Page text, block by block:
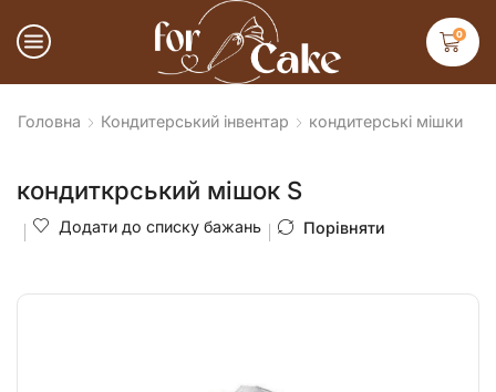
0
Головна Кондитерський інвентар кондитерські мішки
кондиткрський мішок S
Додати до списку бажань Порівняти